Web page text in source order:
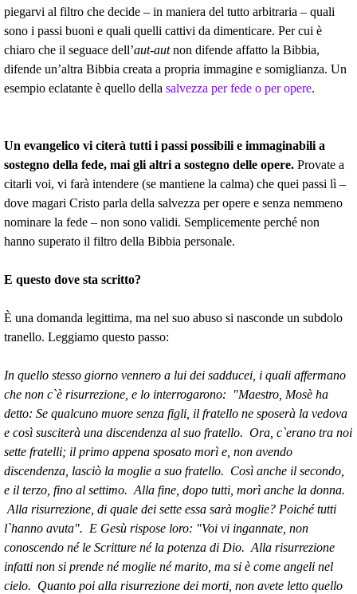
piegarvi al filtro che decide – in maniera del tutto arbitraria – quali
sono i passi buoni e quali quelli cattivi da dimenticare. Per cui è
chiaro che il seguace dell’aut-autnon difende affatto la Bibbia,
difende un’altra Bibbia creata a propria immagine e somiglianza. Un
esempio eclatante è quello della salvezza per fede o per opere.
Un evangelico vi citerà tutti i passi possibili e immaginabili a
sostegno della fede, mai gli altri a sostegno delle opere. Provate a
citarli voi, vi farà intendere (se mantiene la calma) che quei passi lì –
dove magari Cristo parla della salvezza per opere e senza nemmeno
nominare la fede – non sono validi. Semplicemente perché non
hanno superato il filtro della Bibbia personale.
E questo dove sta scritto?
È una domanda legittima, ma nel suo abuso si nasconde un subdolo
tranello. Leggiamo questo passo:
In quello stesso giorno vennero a lui dei sadducei, i quali affermano
che non c`è risurrezione, e lo interrogarono: "Maestro, Mosè ha
detto: Se qualcuno muore senza figli, il fratello ne sposerà la vedova
e così susciterà una discendenza al suo fratello. Ora, c`erano tra noi
sette fratelli; il primo appena sposato morì e, non avendo
discendenza, lasciò la moglie a suo fratello. Così anche il secondo,
e il terzo, fino al settimo. Alla fine, dopo tutti, morì anche la donna.
Alla risurrezione, di quale dei sette essa sarà moglie? Poiché tutti
l`hanno avuta". E Gesù rispose loro: "Voi vi ingannate, non
conoscendo né le Scritture né la potenza di Dio. Alla risurrezione
infatti non si prende né moglie né marito, ma si è come angeli nel
cielo. Quanto poi alla risurrezione dei morti, non avete letto quello